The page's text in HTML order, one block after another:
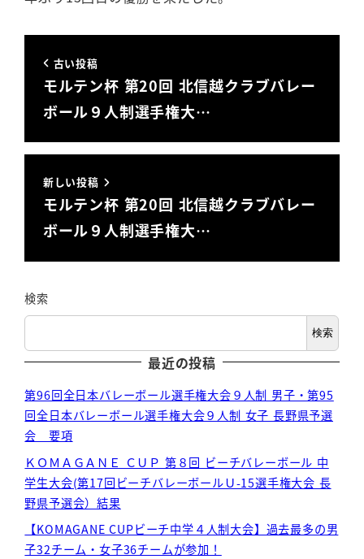
古い投稿
モルテン杯 第20回 北信越クラブバレー
ボール９人制選手権大…
新しい投稿
モルテン杯 第20回 北信越クラブバレー
ボール９人制選手権大…
検索
検索
最近の投稿
第96回全日本バレーボール選手権大会９人制 男子・第95
回全日本バレーボール選手権大会９人制 女子 長野県予選
会 要項
ＫＯＭＡＧＡＮＥ ＣＵＰ 第８回 ビーチバレーボール 中
学生大会(第17回ビーチバレーボールＵ-15選手権大会 長
野県予選会）結果
【KOMAGANE CUPビーチ中学４人制大会】過去最多の男
子32チーム・女子36チームが参加！